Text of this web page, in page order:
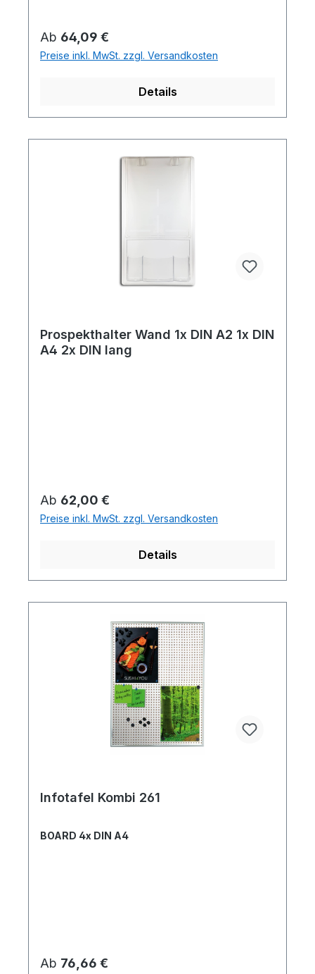
Regulärer Preis:
Ab 64,09 €
Preise inkl. MwSt. zzgl. Versandkosten
Details
Prospekthalter Wand 1x DIN A2 1x DIN
A4 2x DIN lang
Regulärer Preis:
Ab 62,00 €
Preise inkl. MwSt. zzgl. Versandkosten
Details
Infotafel Kombi 261
BOARD 4x DIN A4
Regulärer Preis:
Ab 76,66 €